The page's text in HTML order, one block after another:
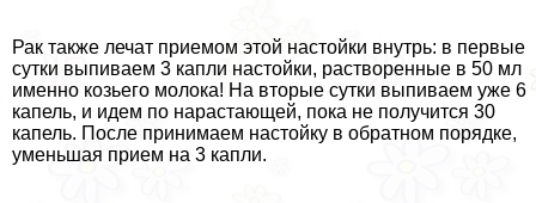
Рак также лечат приемом этой настойки внутрь: в первые
сутки выпиваем 3 капли настойки, растворенные в 50 мл
именно козьего молока! На вторые сутки выпиваем уже 6
капель, и идем по нарастающей, пока не получится 30
капель. После принимаем настойку в обратном порядке,
уменьшая прием на 3 капли.